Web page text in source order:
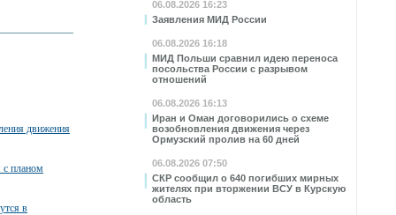
06.08.2026 16:23
Заявления МИД России
06.08.2026 16:18
МИД Польши сравнил идею переноса
посольства России с разрывом
отношений
06.08.2026 16:13
Иран и Оман договорились о схеме
возобновления движения через
Ормузский пролив на 60 дней
06.08.2026 07:50
СКР сообщил о 640 погибших мирных
жителях при вторжении ВСУ в Курскую
область
движения
с планом
в